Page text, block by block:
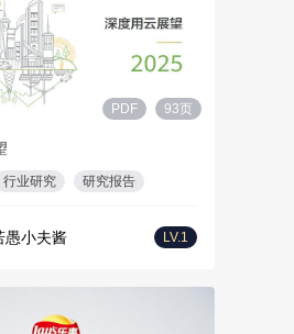
PDF 93页
行业研究 研究报告
愚小夫酱 LV.1